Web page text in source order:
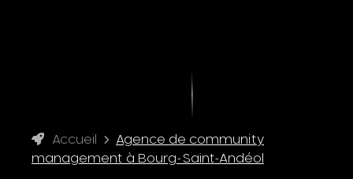
Accueil
Agence de community
management à Bourg-Saint-Andéol